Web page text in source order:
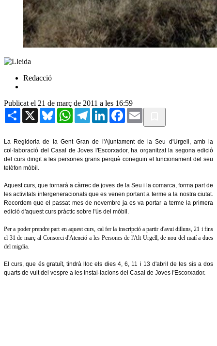
Redacció
Publicat el 21 de març de 2011 a les 16:59
Share X BlueskyWhatsAppTelegramLinkedInFacebook
Email
La Regidoria de la Gent Gran de l'Ajuntament de la Seu d'Urgell, amb la
col·laboració del Casal de Joves l'Escorxador, ha organitzat la segona edició
del curs dirigit a les persones grans perquè coneguin el funcionament del seu
telèfon mòbil.
Aquest curs, que tornarà a càrrec de joves de la Seu i la comarca, forma part de
les activitats intergeneracionals que es venen portant a terme a la nostra ciutat.
Recordem que el passat mes de novembre ja es va portar a terme la primera
edició d'aquest curs pràctic sobre l'ús del mòbil.
Per a poder prendre part en aquest curs, cal fer la inscripció a partir d'avui dilluns, 21 i fins
el 31 de març al Consorci d'Atenció a les Persones de l'Alt Urgell, de nou del matí a dues
del migdia.
El curs, que és gratuït, tindrà lloc els dies 4, 6, 11 i 13 d'abril de les sis a dos
quarts de vuit del vespre a les instal·lacions del Casal de Joves l'Escorxador.